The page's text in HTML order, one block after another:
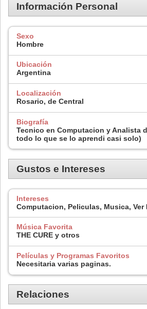
Información Personal
Sexo
Hombre
Ubicación
Argentina
Localización
Rosario, de Central
Biografía
Tecnico en Computacion y Analista
todo lo que se lo aprendi casi solo)
Gustos e Intereses
Intereses
Computacion, Peliculas, Musica, Ver
Música Favorita
THE CURE y otros
Películas y Programas Favoritos
Necesitaria varias paginas.
Relaciones